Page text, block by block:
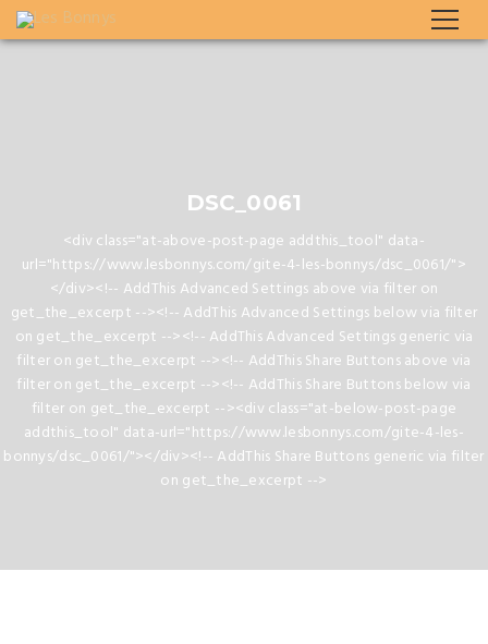
DSC_0061
<div class="at-above-post-page addthis_tool" data-
url="https://www.lesbonnys.com/gite-4-les-bonnys/dsc_0061/">
</div><!-- AddThis Advanced Settings above via filter on
get_the_excerpt --><!-- AddThis Advanced Settings below via filter
on get_the_excerpt --><!-- AddThis Advanced Settings generic via
filter on get_the_excerpt --><!-- AddThis Share Buttons above via
filter on get_the_excerpt --><!-- AddThis Share Buttons below via
filter on get_the_excerpt --><div class="at-below-post-page
addthis_tool" data-url="https://www.lesbonnys.com/gite-4-les-
bonnys/dsc_0061/"></div><!-- AddThis Share Buttons generic via filter
on get_the_excerpt -->